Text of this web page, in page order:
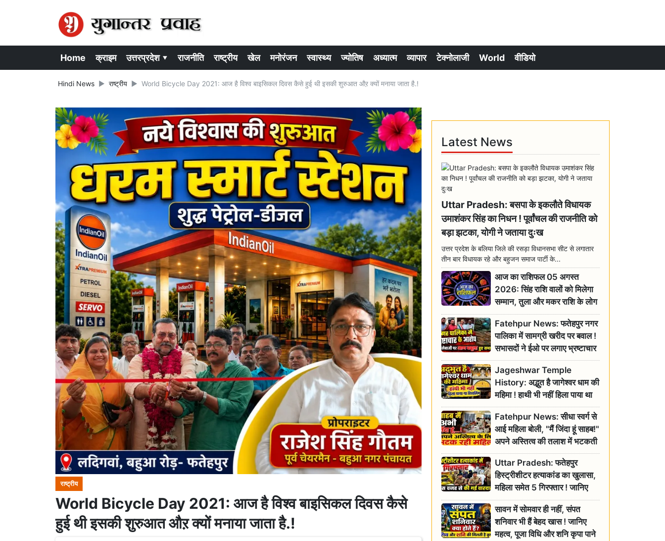
Home क्राइम उत्तरप्रदेश ▾ राजनीति राष्ट्रीय खेल मनोरंजन स्वास्थ्य ज्योतिष अध्यात्म व्यापार टेक्नोलाजी World वीडियो
Hindi News राष्ट्रीय World Bicycle Day 2021: आज है विश्व बाइसिकल दिवस कैसे हुई थी इसकी शुरुआत औऱ क्यों मनाया जाता है.!
राष्ट्रीय
World Bicycle Day 2021: आज है विश्व बाइसिकल दिवस कैसे
हुई थी इसकी शुरुआत औऱ क्यों मनाया जाता है.!
Latest News
Uttar Pradesh: बसपा के इकलौते विधायक
उमाशंकर सिंह का निधन ! पूर्वांचल की राजनीति को
बड़ा झटका, योगी ने जताया दुःख
उत्तर प्रदेश के बलिया जिले की रसड़ा विधानसभा सीट से लगातार
तीन बार विधायक रहे और बहुजन समाज पार्टी के...
आज का राशिफल 05 अगस्त
2026: सिंह राशि वालों को मिलेगा
सम्मान, तुला और मकर राशि के लोग
रहें सतर्क
Fatehpur News: फतेहपुर नगर
पालिका में सामग्री खरीद पर बवाल !
सभासदों ने ईओ पर लगाए भ्रष्टाचार
के गंभीर आरोप
Jageshwar Temple
History: अद्भुत है जागेश्वर धाम की
महिमा ! हाथी भी नहीं हिला पाया था
शिवलिंग, जानिए क्या है इसका
इतिहास
Fatehpur News: सीधा स्वर्ग से
आई महिला बोली, "मैं जिंदा हूं साहब!"
अपने अस्तित्व की तलाश में भटकती
रही बुजुर्ग, एसडीएम ने दिए जांच के
आदेश
Uttar Pradesh: फतेहपुर
हिस्ट्रीशीटर हत्याकांड का खुलासा,
महिला समेत 5 गिरफ्तार ! जानिए
क्या था कनेक्शन?
सावन में सोमवार ही नहीं, संपत
शनिवार भी हैं बेहद खास ! जानिए
महत्व, पूजा विधि और शनि कृपा पाने